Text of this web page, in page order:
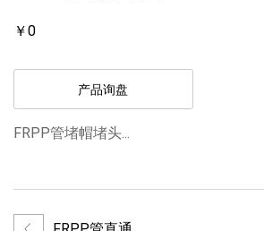
￥0
产品询盘
FRPP管堵帽堵头...